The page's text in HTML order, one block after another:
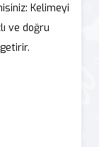
Kelimeyi
ve doğru